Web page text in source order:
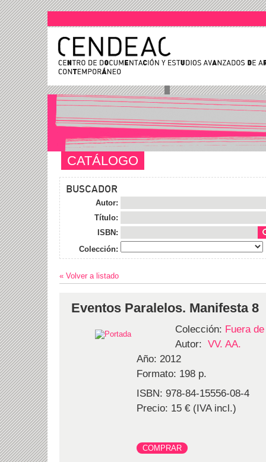
CATÁLOGO
BUSCADOR
Autor:
Título:
ISBN:
Colección:
« Volver a listado
Eventos Paralelos. Manifesta 8
Colección: Fuera
Autor: VV. AA.
Año: 2012
Formato: 198 p.
ISBN: 978-84-15556-08-4
Precio: 15 € (IVA incl.)